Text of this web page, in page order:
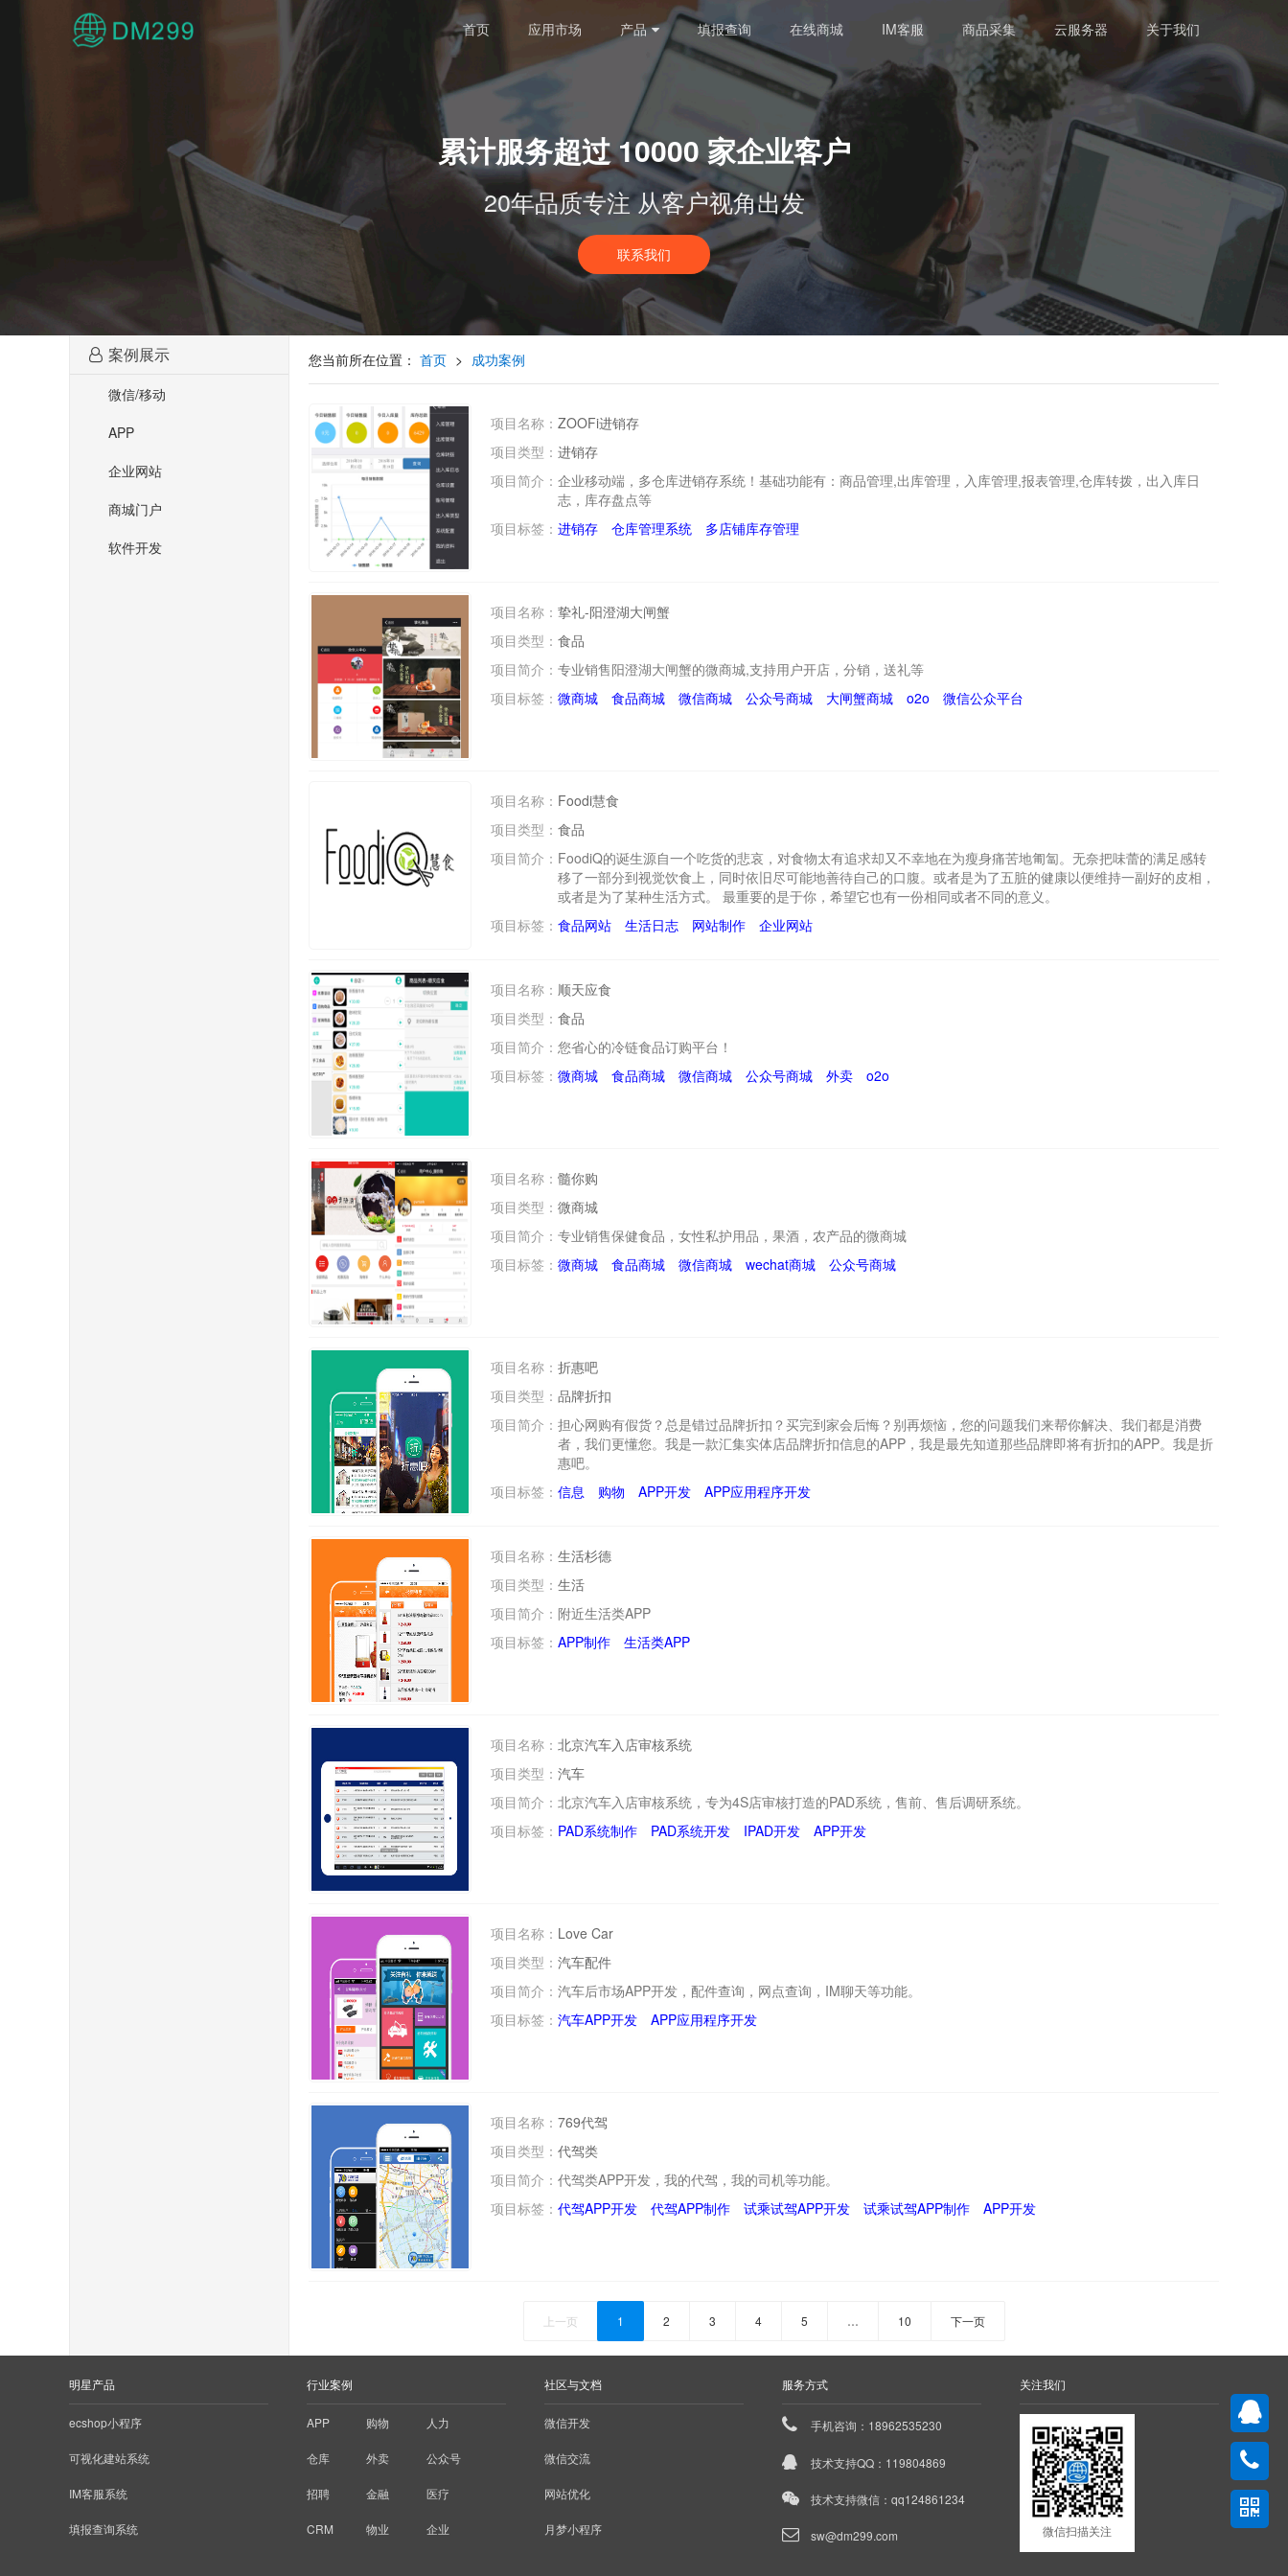
首页 应用市场 产品 填报查询 在线商城 IM客服 商品采集 云服务器 关于我们
累计服务超过 10000 家企业客户
20年品质专注 从客户视角出发
联系我们
案例展示
微信/移动
APP
企业网站
商城门户
软件开发
您当前所在位置： 首页 > 成功案例
项目名称： ZOOFi进销存
项目类型： 进销存
项目简介： 企业移动端，多仓库进销存系统！基础功能有：商品管理,出库管理，入库管理,报表管理,仓库转拨，出入库日
志，库存盘点等
项目标签： 进销存 仓库管理系统 多店铺库存管理
项目名称： 挚礼-阳澄湖大闸蟹
项目类型： 食品
项目简介： 专业销售阳澄湖大闸蟹的微商城,支持用户开店，分销，送礼等
项目标签： 微商城 食品商城 微信商城 公众号商城 大闸蟹商城 o2o 微信公众平台
项目名称： Foodi慧食
项目类型： 食品
项目简介： FoodiQ的诞生源自一个吃货的悲哀，对食物太有追求却又不幸地在为瘦身痛苦地匍匐。无奈把味蕾的满足感转
移了一部分到视觉饮食上，同时依旧尽可能地善待自己的口腹。或者是为了五脏的健康以便维持一副好的皮相，
或者是为了某种生活方式。 最重要的是于你，希望它也有一份相同或者不同的意义。
项目标签： 食品网站 生活日志 网站制作 企业网站
项目名称： 顺天应食
项目类型： 食品
项目简介： 您省心的冷链食品订购平台！
项目标签： 微商城 食品商城 微信商城 公众号商城 外卖 o2o
项目名称： 髓你购
项目类型： 微商城
项目简介： 专业销售保健食品，女性私护用品，果酒，农产品的微商城
项目标签： 微商城 食品商城 微信商城 wechat商城 公众号商城
项目名称： 折惠吧
项目类型： 品牌折扣
项目简介： 担心网购有假货？总是错过品牌折扣？买完到家会后悔？别再烦恼，您的问题我们来帮你解决、我们都是消费
者，我们更懂您。我是一款汇集实体店品牌折扣信息的APP，我是最先知道那些品牌即将有折扣的APP。我是折
惠吧。
项目标签： 信息 购物 APP开发 APP应用程序开发
项目名称： 生活杉德
项目类型： 生活
项目简介： 附近生活类APP
项目标签： APP制作 生活类APP
项目名称： 北京汽车入店审核系统
项目类型： 汽车
项目简介： 北京汽车入店审核系统，专为4S店审核打造的PAD系统，售前、售后调研系统。
项目标签： PAD系统制作 PAD系统开发 IPAD开发 APP开发
项目名称： Love Car
项目类型： 汽车配件
项目简介： 汽车后市场APP开发，配件查询，网点查询，IM聊天等功能。
项目标签： 汽车APP开发 APP应用程序开发
项目名称： 769代驾
项目类型： 代驾类
项目简介： 代驾类APP开发，我的代驾，我的司机等功能。
项目标签： 代驾APP开发 代驾APP制作 试乘试驾APP开发 试乘试驾APP制作 APP开发
上一页 1 2 3 4 5 … 10 下一页
明星产品
ecshop小程序
可视化建站系统
IM客服系统
填报查询系统
行业案例
APP 购物 人力
仓库 外卖 公众号
招聘 金融 医疗
CRM 物业 企业
社区与文档
微信开发
微信交流
网站优化
月梦小程序
服务方式
手机咨询：18962535230
技术支持QQ：119804869
技术支持微信：qq124861234
sw@dm299.com
关注我们
微信扫描关注